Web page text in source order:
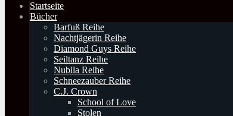
Startseite
Bücher
Barfuß Reihe
Nachtjägerin Reihe
Diamond Guys Reihe
Seiltanz Reihe
Nubila Reihe
Schneezauber Reihe
C.J. Crown
School of Love
Stolen